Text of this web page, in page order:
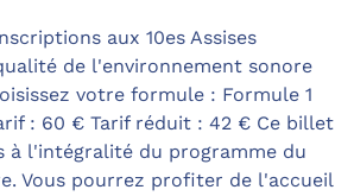
aux 10es Assises
de l'environnement sonore
votre formule : Formule 1
: 60 € Tarif réduit : 42 € Ce billet
à l'intégralité du programme du
Vous pourrez profiter de l'accueil